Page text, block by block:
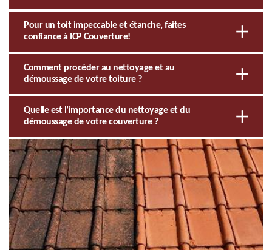
Pour un toit impeccable et étanche, faites
confiance à ICP Couverture!
Comment procéder au nettoyage et au
démoussage de votre toiture ?
Quelle est l’importance du nettoyage et du
démoussage de votre couverture ?